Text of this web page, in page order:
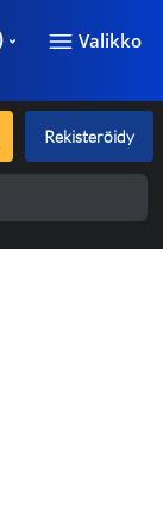
Valikko
Rekisteröidy